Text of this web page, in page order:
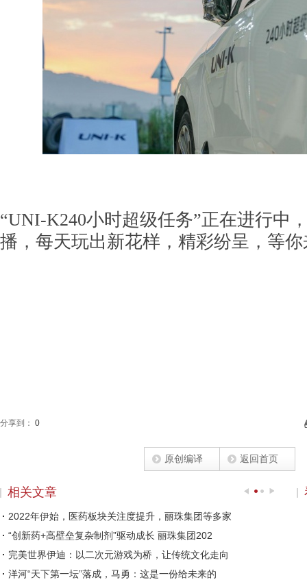
“UNI-K240小时超级任务”正在进行中
播，每天玩出新花样，精彩纷呈，等
分享到： 0
原创编译 返回首页
相关文章
2022年伊始，医药板块关注度提升，丽珠集团等多家
“创新药+高壁垒复杂制剂”驱动成长 丽珠集团202
完美世界伊迪：以二次元游戏为桥，让传统文化走向
洋河“天下第一坛”落成，马勇：这是一份给未来的